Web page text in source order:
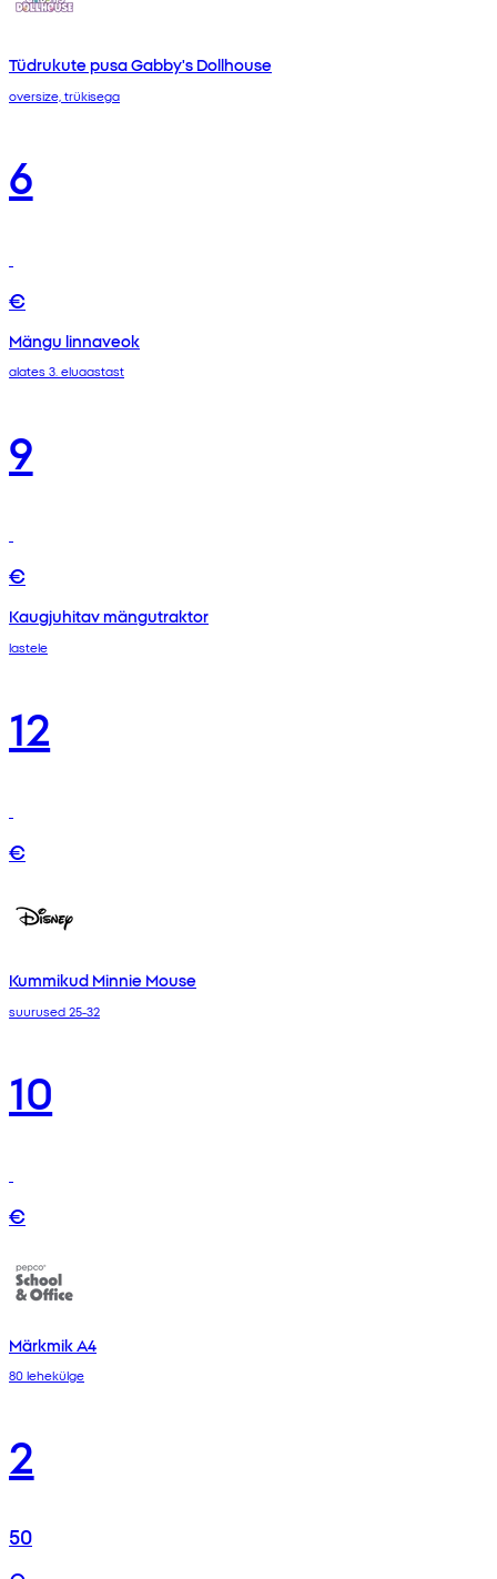
Tüdrukute pusa Gabby's Dollhouse
oversize, trükisega
6
€
Mängu linnaveok
alates 3. eluaastast
9
€
Kaugjuhitav mängutraktor
lastele
12
€
Kummikud Minnie Mouse
suurused 25-32
10
€
Märkmik A4
80 lehekülge
2
50